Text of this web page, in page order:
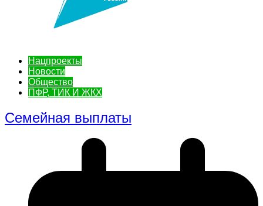
Нацпроекты
Новости
Общество
ПФР, ТИК И ЖКХ
Семейная выплаты